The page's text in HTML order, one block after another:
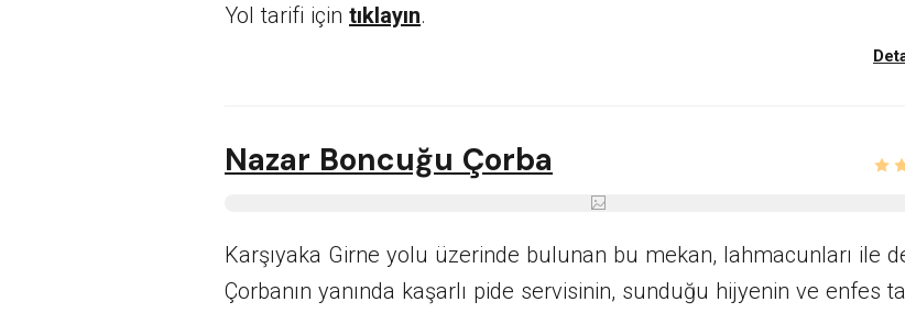
Yol tarifi için tıklayın.
Nazar Boncuğu Çorba
Karşıyaka Girne yolu üzerinde bulunan bu mekan, lahmacunları ile
Çorbanın yanında kaşarlı pide servisinin, sunduğu hijyenin ve enfes